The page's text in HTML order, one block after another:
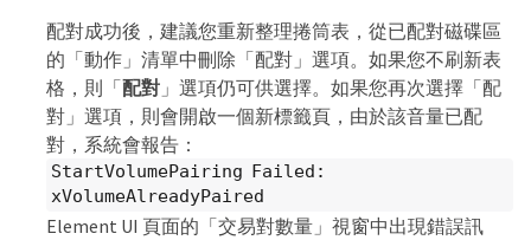
配對成功後，建議您重新整理捲筒表，從已配對磁碟區
的「動作」清單中刪除「配對」選項。如果您不刷新表
格，則「配對」選項仍可供選擇。如果您再次選擇「配
對」選項，則會開啟一個新標籤頁，由於該音量已配
對，系統會報告：
StartVolumePairing Failed:
xVolumeAlreadyPaired
Element UI 頁面的「交易對數量」視窗中出現錯誤訊